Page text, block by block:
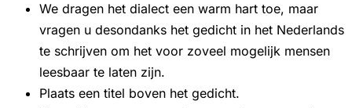
We dragen het dialect een warm hart toe, maar
vragen u desondanks het gedicht in het Nederlands
te schrijven om het voor zoveel mogelijk mensen
leesbaar te laten zijn.
Plaats een titel boven het gedicht.